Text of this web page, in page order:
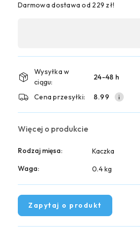
Darmowa dostawa od 229 zł!
płatność
i
dostawa
Wysyłka w
ciągu:
24-48 h
Cena przesyłki: 8.99
Więcej o produkcie
Rodzaj mięsa:
Kaczka
Waga:
0.4 kg
Zapytaj o produkt